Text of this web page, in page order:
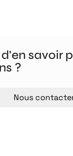
savoir
?
Nous